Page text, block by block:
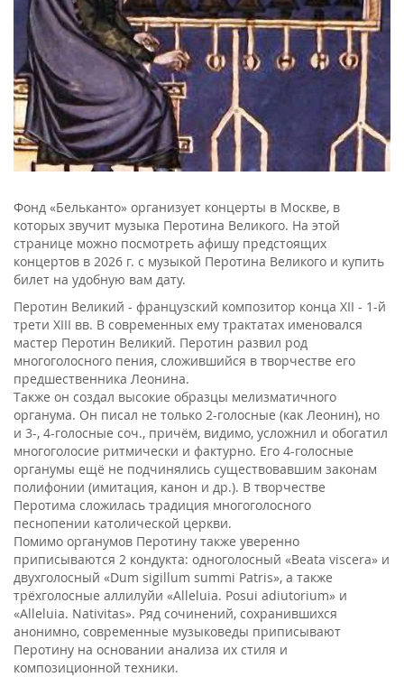
Фонд «Бельканто» организует концерты в Москве, в
которых звучит музыка Перотина Великого. На этой
странице можно посмотреть афишу предстоящих
концертов в 2026 г. с музыкой Перотина Великого и купить
билет на удобную вам дату.
Перотин Великий - французский композитор конца XII - 1-й
трети XIII вв. В современных ему трактатах именовался
мастер Перотин Великий. Перотин развил род
многоголосного пения, сложившийся в творчестве его
предшественника Леонина.
Также он создал высокие образцы мелизматичного
органума. Он писал не только 2-голосные (как Леонин), но
и 3-, 4-голосные соч., причём, видимо, усложнил и обогатил
многоголосие ритмически и фактурно. Его 4-голосные
органумы ещё не подчинялись существовавшим законам
полифонии (имитация, канон и др.). В творчестве
Перотима сложилась традиция многоголосного
песнопении католической церкви.
Помимо органумов Перотину также уверенно
приписываются 2 кондукта: одноголосный «Beata viscera» и
двухголосный «Dum sigillum summi Patris», а также
трёхголосные аллилуйи «Alleluia. Posui adiutorium» и
«Alleluia. Nativitas». Ряд сочинений, сохранившихся
анонимно, современные музыковеды приписывают
Перотину на основании анализа их стиля и
композиционной техники.